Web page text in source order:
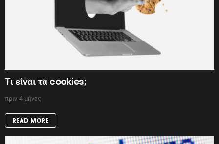
Τι είναι τα cookies;
πριν 4 μήνες
READ MORE